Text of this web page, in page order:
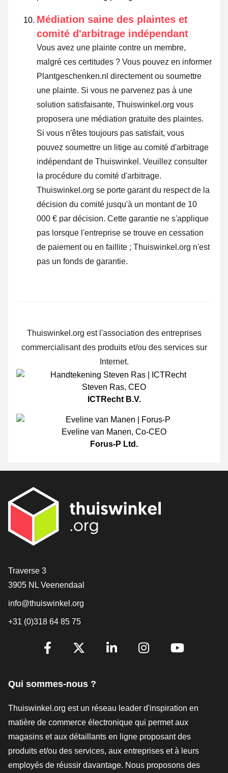
Médiation saine des plaintes et
comité d'arbitrage indépendant
Vous avez une plainte contre un membre,
malgré ces certitudes ? Vous pouvez en informer
Plantgeschenken.nl directement ou soumettre
une plainte. Si vous ne parvenez pas à une
solution satisfaisante, Thuiswinkel.org vous
proposera une médiation gratuite des plaintes.
Si vous n'êtes toujours pas satisfait, vous
pouvez soumettre un litige au comité d'arbitrage
indépendant de Thuiswinkel. Veuillez consulter
la procédure du comité d'arbitrage.
Thuiswinkel.org se porte garant du respect de la
décision du comité jusqu'à un montant de 10
000 € par décision. Cette garantie ne s'applique
pas lorsque l'entreprise se trouve en cessation
de paiement ou en faillite ; Thuiswinkel.org n'est
pas un fonds de garantie.
Thuiswinkel.org est l'association des entreprises
commercialisant des produits et/ou des services sur
Internet.
Steven Ras, CEO
ICTRecht B.V.
Eveline van Manen, Co-CEO
Forus-P Ltd.
[_General:Contact]
Traverse 3
3905 NL Veenendaal
info@thuiswinkel.org
+31 (0)318 64 85 75
[_General:SocialMediaTitle]
Qui sommes-nous ?
Thuiswinkel.org est un réseau leader d'inspiration en
matière de commerce électronique qui permet aux
magasins et aux détaillants en ligne proposant des
produits et/ou des services, aux entreprises et à leurs
employés de réussir davantage. Nous proposons des